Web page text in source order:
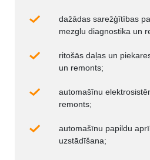
dažādas sarežģītības
mezglu diagnostika un
ritošās daļas un
un remonts;
automašīnu
remonts;
automašīnu papildu
uzstādīšana;